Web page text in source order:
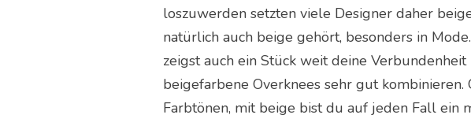
loszuwerden setzten viele Designer daher
natürlich auch beige gehört, besonders in
zeigst auch ein Stück weit deine
beigefarbene Overknees sehr gut
Farbtönen, mit beige bist du auf jeden Fall ein